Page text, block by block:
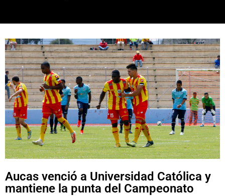
Aucas venció a Universidad Católica y
mantiene la punta del Campeonato